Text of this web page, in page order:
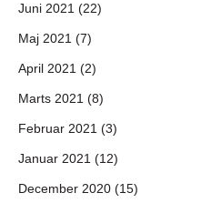
Juni 2021 (22)
Maj 2021 (7)
April 2021 (2)
Marts 2021 (8)
Februar 2021 (3)
Januar 2021 (12)
December 2020 (15)